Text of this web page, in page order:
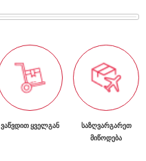
ᲕᲐᲬᲕᲓᲘᲗ ᲧᲕᲔᲚᲒᲐᲜ
ᲡᲐᲖᲦᲕᲐᲠᲒᲐᲠᲔᲗ
ᲛᲘᲬᲝᲓᲔᲑᲐ